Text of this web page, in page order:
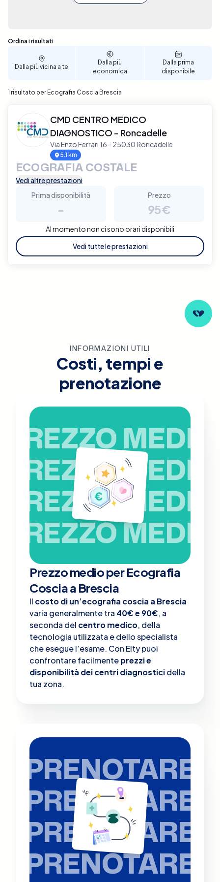
Sono stati trovati 1 risultati
Ordina i risultati
Dalla più vicina a te
Dalla più
economica
Dalla prima
disponibile
1 risultato per Ecografia Coscia Brescia
CMD CENTRO MEDICO
DIAGNOSTICO - Roncadelle
Via Enzo Ferrari 16 - 25030 Roncadelle
5.1 km
ECOGRAFIA COSTALE
Vedi altre prestazioni
Prima disponibilità
-
Prezzo
95€
Al momento non ci sono orari disponibili
Vedi tutte le prestazioni
INFORMAZIONI UTILI
Costi, tempi e
prenotazione
PREZZO MEDIO
PREZZO MEDIO
PREZZO MEDIO
PREZZO MEDIO
Prezzo medio per Ecografia
Coscia a Brescia
Il costo di un’ecografia coscia a Brescia
varia generalmente tra 40€ e 90€, a
seconda del centro medico, della
tecnologia utilizzata e dello specialista
che esegue l’esame. Con Elty puoi
confrontare facilmenteprezzi e
disponibilità dei centri diagnosticidella
tua zona.
PRENOTARE
PRENOTARE
PRENOTARE
PRENOTARE